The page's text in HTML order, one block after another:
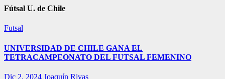
Fútsal U. de Chile
Futsal
UNIVERSIDAD DE CHILE GANA EL
TETRACAMPEONATO DEL FUTSAL FEMENINO
Dic 2, 2024 Joaquín Rivas